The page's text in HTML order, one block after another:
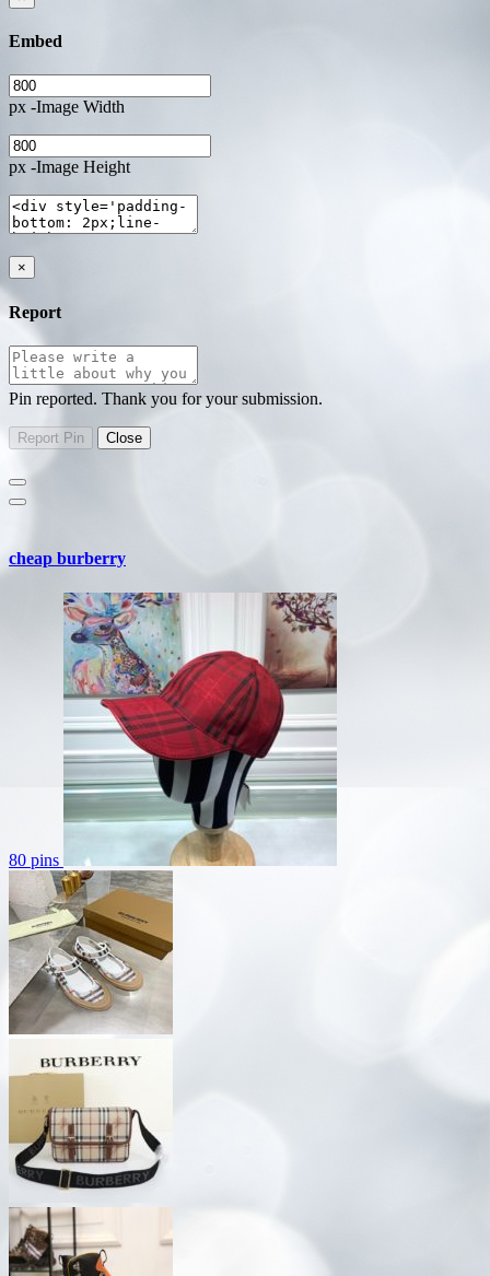
Embed
px -Image Width
px -Image Height
×
Report
Pin reported. Thank you for your submission.
cheap burberry
80 pins